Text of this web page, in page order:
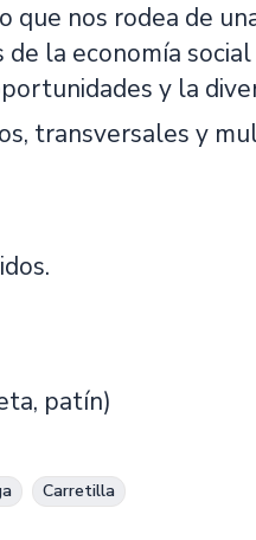
que nos rodea de
la economía
y la
transversales y
patín)
Carretilla